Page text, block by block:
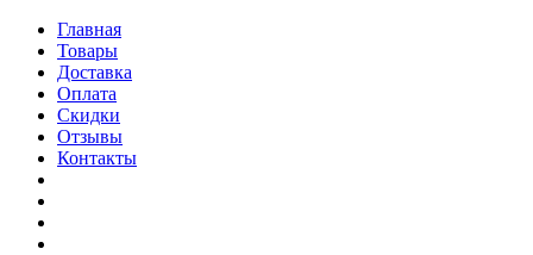
Главная
Товары
Доставка
Оплата
Скидки
Отзывы
Контакты